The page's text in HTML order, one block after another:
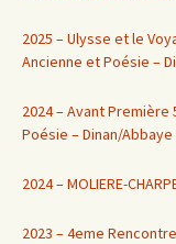
2025 – Ulysse et le
Ancienne et Poésie –
2024 – Avant
Poésie – Dinan/
2024 – MOLIERE-
2023 – 4eme